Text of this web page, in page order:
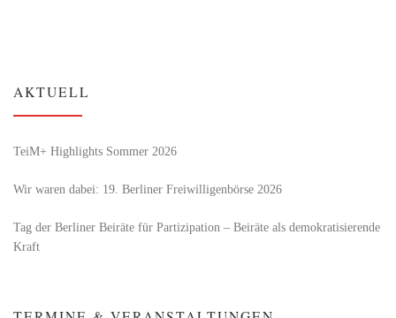
AKTUELL
TeiM+ Highlights Sommer 2026
Wir waren dabei: 19. Berliner Freiwilligenbörse 2026
Tag der Berliner Beiräte für Partizipation – Beiräte als demokratisierende
Kraft